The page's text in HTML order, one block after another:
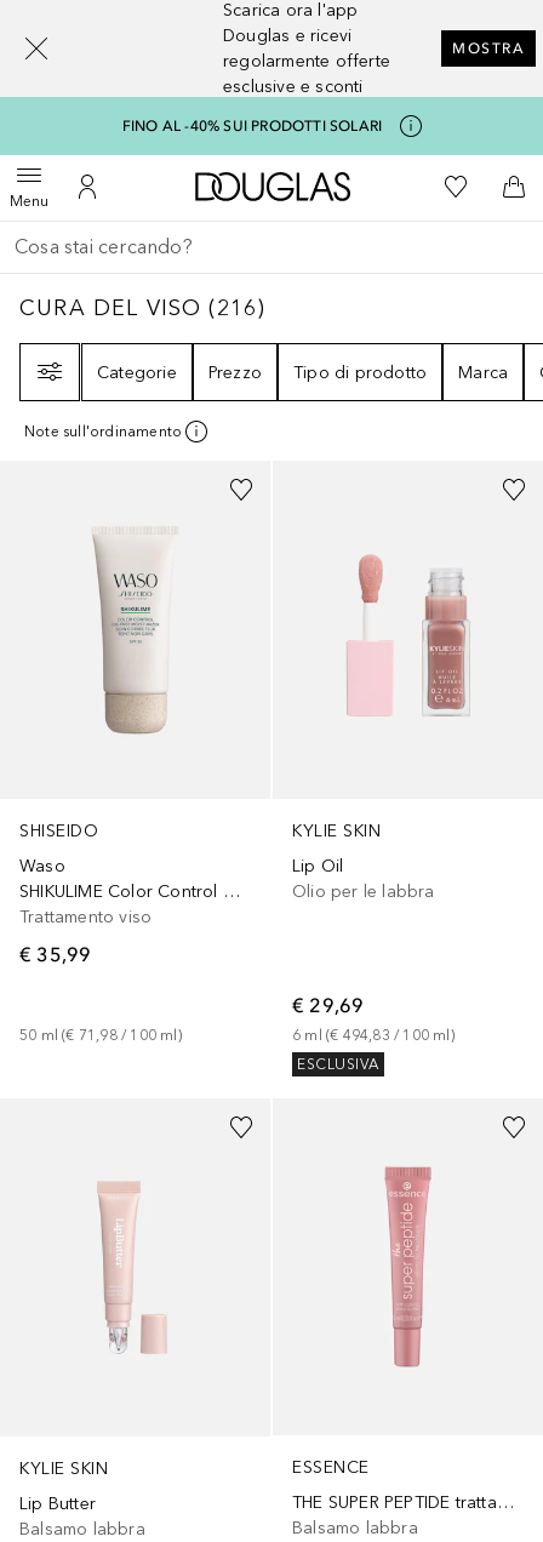
Scarica ora l'app
Douglas e ricevi
regolarmente offerte
esclusive e sconti
MOSTRA
FINO AL -40% SUI PRODOTTI SOLARI
MenuApri menuAl Mio Account
A Douglas HomeAlla Mia
Al
Torna indietro
Esegui ricerca
CURA DEL VISO216
CURA DEL VISO (216)
Categorie
Prezzo Tipo di prodotto Marca
Note sull'ordinamento
SHISEIDO
Waso
SHIKULIME Color Control Oil Free Moisturizer
Trattamento viso
€ 35,99
50 ml (€ 71,98 / 100 ml )
Sponsorizzato
KYLIE SKIN
Lip Oil
Olio per le labbra
€ 29,69
6 ml (€ 494,83 / 100 ml )
ESCLUSIVA
KYLIE SKIN
Lip Butter
Balsamo labbra
ESSENCE
THE SUPER PEPTIDE trattamento labbra
Balsamo labbra
+3
[navigation.slideout.screenreader]